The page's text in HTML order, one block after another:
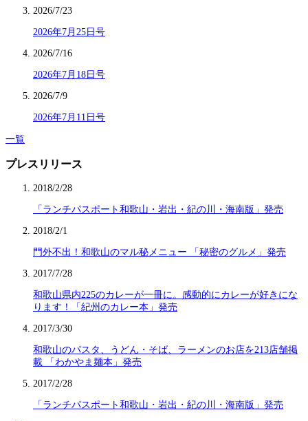
2026/7/23
2026年7月25日号
2026/7/16
2026年7月18日号
2026/7/9
2026年7月11日号
一覧
プレスリリース
2018/2/28
「ランチパスポート和歌山・岩出・紀の川・海南版」発売
2018/2/1
門外不出！和歌山のマル秘メニュー 「秘密のグルメ」発売
2017/7/28
和歌山県内225のカレーが一冊に。感動的にカレーが好きにな
ります！「紀州のカレー本」発売
2017/3/30
和歌山のパスタ、うどん・そば、ラーメンのお店を213店舗掲
載 「わかやま麺本」発売
2017/2/28
「ランチパスポート和歌山・岩出・紀の川・海南版」発売